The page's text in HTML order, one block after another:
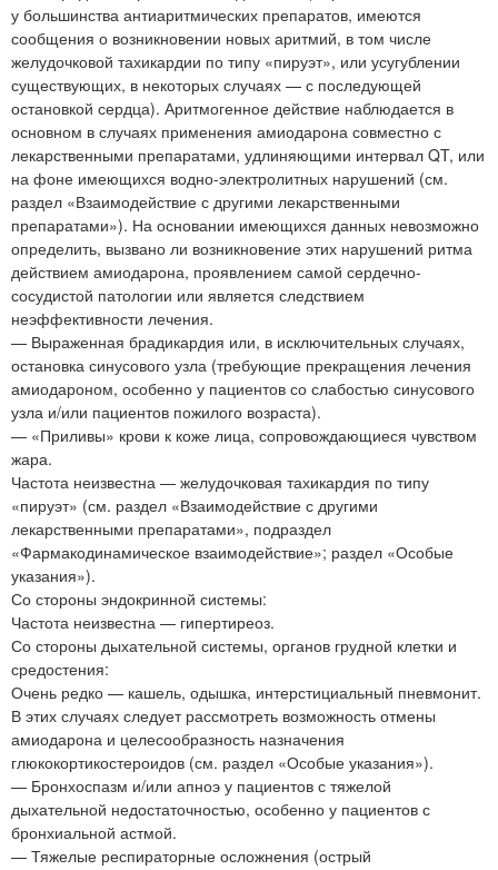
у большинства антиаритмических препаратов, имеются
сообщения о возникновении новых аритмий, в том числе
желудочковой тахикардии по типу «пируэт», или усугублении
существующих, в некоторых случаях — с последующей
остановкой сердца). Аритмогенное действие наблюдается в
основном в случаях применения амиодарона совместно с
лекарственными препаратами, удлиняющими интервал QT, или
на фоне имеющихся водно-электролитных нарушений (см.
раздел «Взаимодействие с другими лекарственными
препаратами»). На основании имеющихся данных невозможно
определить, вызвано ли возникновение этих нарушений ритма
действием амиодарона, проявлением самой сердечно-
сосудистой патологии или является следствием
неэффективности лечения.
— Выраженная брадикардия или, в исключительных случаях,
остановка синусового узла (требующие прекращения лечения
амиодароном, особенно у пациентов со слабостью синусового
узла и/или пациентов пожилого возраста).
— «Приливы» крови к коже лица, сопровождающиеся чувством
жара.
Частота неизвестна — желудочковая тахикардия по типу
«пируэт» (см. раздел «Взаимодействие с другими
лекарственными препаратами», подраздел
«Фармакодинамическое взаимодействие»; раздел «Особые
указания»).
Со стороны эндокринной системы:
Частота неизвестна — гипертиреоз.
Со стороны дыхательной системы, органов грудной клетки и
средостения:
Очень редко — кашель, одышка, интерстициальный пневмонит.
В этих случаях следует рассмотреть возможность отмены
амиодарона и целесообразность назначения
глюкокортикостероидов (см. раздел «Особые указания»).
— Бронхоспазм и/или апноэ у пациентов с тяжелой
дыхательной недостаточностью, особенно у пациентов с
бронхиальной астмой.
— Тяжелые респираторные осложнения (острый